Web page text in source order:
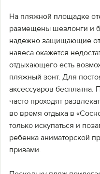
На пляжной площадке
размещены шезлонги и
надежно защищающие
навеса окажется
отдыхающего есть
пляжный зонт. Для
аксессуаров бесплатна.
часто проходят
во время отдыха в
только искупаться и
ребенка аниматорской
призами.